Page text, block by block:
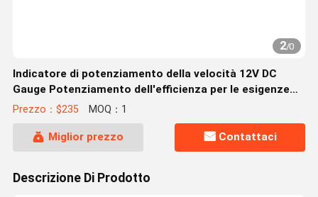
2/0
Indicatore di potenziamento della velocità 12V DC
Gauge Potenziamento dell'efficienza per le esigenze
del cliente
Prezzo：$235 MOQ：1
Miglior prezzo Contattaci
Descrizione Di Prodotto